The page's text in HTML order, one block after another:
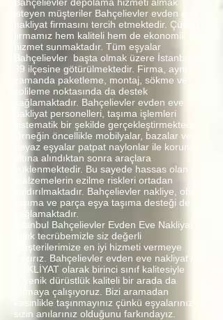
isteyen müşteriler Bahçelievler evden eve
nakliyat firmasını tercih etmektedir. Çünkü
firmamız hem kaliteli hem de ekonomik bir
hizmet sunmaktadır. Tüm eşyalar
Bahçelievler başta olmak üzere İstanbul’un
39 ilçesine götürülmektedir. Firma, aynı
zamanda paketleme, montaj, sökme ve
kolileme noktasında da destek
sağlamaktadır. Bahçelievler evden eve
nakliyat personelleri, taşıma işlemleri
sistematik bir şekilde gerçekleştirmektedir.
Örneğin öncellikle mobilyalar, bazalar veya
beyaz eşyalar patpat naylonlar ile koruma
altına alındıktan sonra araçlara
yüklenmektedir. Bu sayede hassas olan
malzemelerin ezilme riskleri ortadan
kaldırılmaktadır. Bahçelievler nakliye, ofis
taşıma ve parça eşya taşıma desteği de
sağlamaktadır.
İstanbul Bahçelievler Evden Eve Nakliyat 5
Yıllık tecrübemizle siz değerli
müşterilerimize en iyi hizmeti vermeye
hazırız. Bahçelievler evden eve nakliyat ANI
NAKLİYAT olarak birinci sınıf kalitesiyle
hijyenik dürüstlük kaliteli bir arada da
tutmaya çalışıyoruz. Bizi aramadan
kesinlikle taşınmayınız çünkü eşyalarınız
sizin anılarınız olduğunu farkındayız.